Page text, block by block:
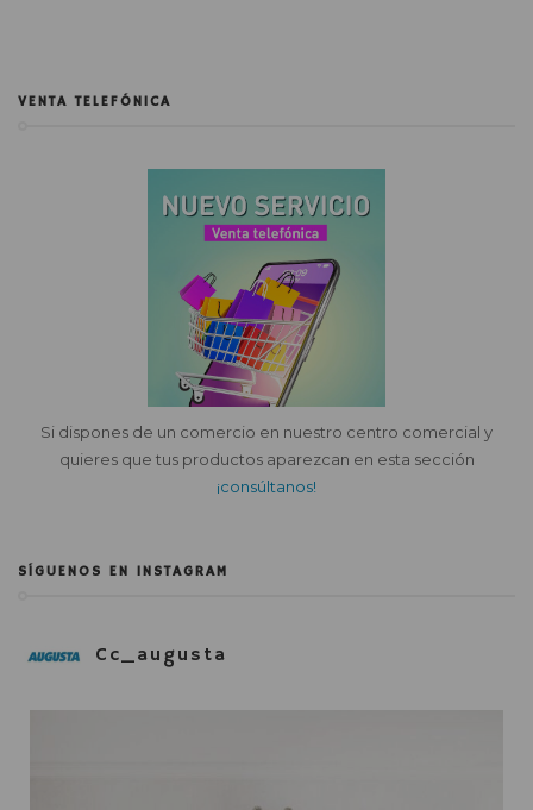
VENTA TELEFÓNICA
Si dispones de un comercio en nuestro centro comercial y
quieres que tus productos aparezcan en esta sección
¡consúltanos!
SÍGUENOS EN INSTAGRAM
Cc_augusta